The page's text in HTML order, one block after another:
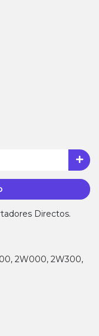
Directos.
2W000, 2W300,